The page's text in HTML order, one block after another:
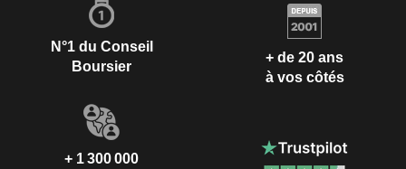
N°1 du Conseil
Boursier
+ de 20 ans
à vos côtés
+ 1 300 000